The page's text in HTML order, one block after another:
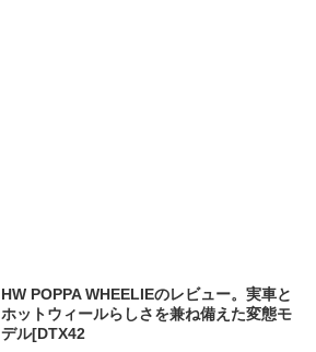
HW POPPA WHEELIEのレビュー。実車と
ホットウィールらしさを兼ね備えた変態モ
デル[DTX42